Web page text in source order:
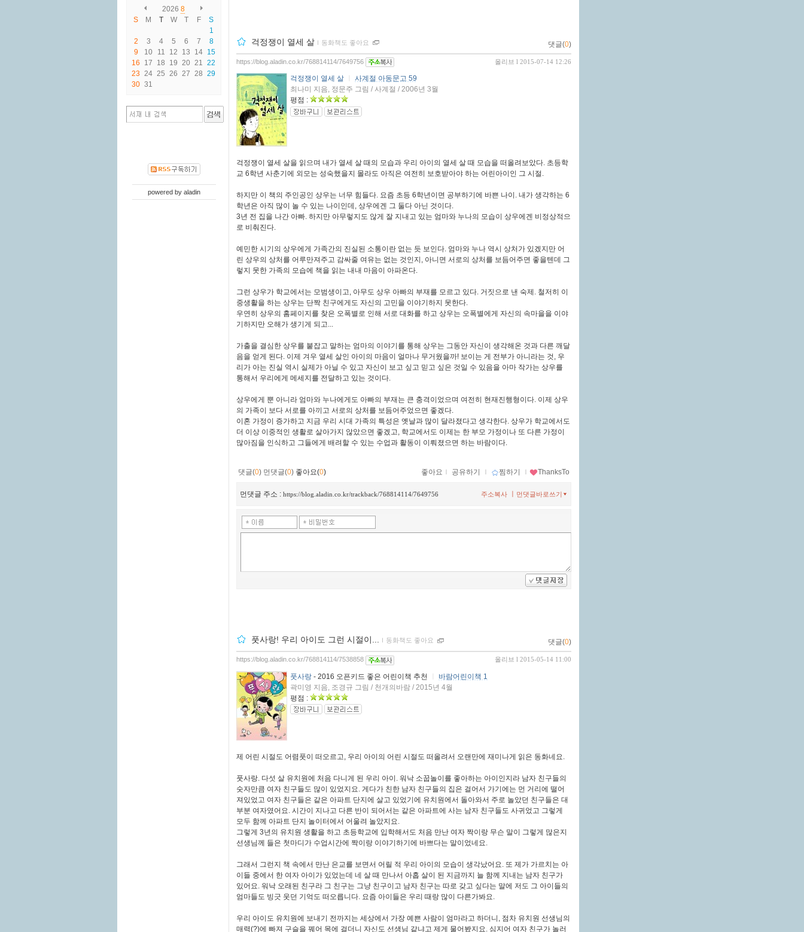
2026 8
S
M T W T F
S
1
2
3 4 5 6 7
8
9
10 11 12 13 14 15
16
17 18 19 20 21 22
23 24 25 26 27 28 29
30 31
powered by aladin
걱정쟁이 열세 살 ｌ 동화책도 좋아요 댓글(0)
올리브 l 2015-07-14 12:26
https://blog.aladin.co.kr/768814114/7649756
걱정쟁이 열세 살
사계절 아동문고 59
최나미 지음, 정문주 그림 / 사계절 / 2006년 3월
평점 :
걱정쟁이 열세 살을 읽으며 내가 열세 살 때의 모습과 우리 아이의 열세 살 때 모습을 떠올려보았다. 초등학
교 6학년 사춘기에 외모는 성숙했을지 몰라도 아직은 여전히 보호받아야 하는 어린아이인 그 시절.
하지만 이 책의 주인공인 상우는 너무 힘들다. 요즘 초등 6학년이면 공부하기에 바쁜 나이. 내가 생각하는 6
학년은 아직 많이 놀 수 있는 나이인데, 상우에겐 그 둘다 아닌 것이다.
3년 전 집을 나간 아빠. 하지만 아무렇지도 않게 잘 지내고 있는 엄마와 누나의 모습이 상우에겐 비정상적으
로 비춰진다.
예민한 시기의 상우에게 가족간의 진실된 소통이란 없는 듯 보인다. 엄마와 누나 역시 상처가 있겠지만 어
린 상우의 상처를 어루만져주고 감싸줄 여유는 없는 것인지, 아니면 서로의 상처를 보듬어주면 좋을텐데 그
렇지 못한 가족의 모습에 책을 읽는 내내 마음이 아파온다.
그런 상우가 학교에서는 모범생이고, 아무도 상우 아빠의 부재를 모르고 있다. 거짓으로 낸 숙제. 철저히 이
중생활을 하는 상우는 단짝 친구에게도 자신의 고민을 이야기하지 못한다.
우연히 상우의 홈페이지를 찾은 오폭별로 인해 서로 대화를 하고 상우는 오폭별에게 자신의 속마을을 이야
기하지만 오해가 생기게 되고...
가출을 결심한 상우를 붙잡고 말하는 엄마의 이야기를 통해 상우는 그동안 자신이 생각해온 것과 다른 깨달
음을 얻게 된다. 이제 겨우 열세 살인 아이의 마음이 얼마나 무거웠을까! 보이는 게 전부가 아니라는 것, 우
리가 아는 진실 역시 실제가 아닐 수 있고 자신이 보고 싶고 믿고 싶은 것일 수 있음을 아마 작가는 상우를
통해서 우리에게 메세지를 전달하고 있는 것이다.
상우에게 뿐 아니라 엄마와 누나에게도 아빠의 부재는 큰 충격이었으며 여전히 현재진행형이다. 이제 상우
의 가족이 보다 서로를 아끼고 서로의 상처를 보듬어주었으면 좋겠다.
이혼 가정이 증가하고 지금 우리 시대 가족의 특성은 옛날과 많이 달라졌다고 생각한다. 상우가 학교에서도
더 이상 이중적인 생활로 살아가지 않았으면 좋겠고, 학교에서도 이제는 한 부모 가정이나 또 다른 가정이
많아짐을 인식하고 그들에게 배려할 수 있는 수업과 활동이 이뤄졌으면 하는 바람이다.
댓글(0) 먼댓글(0) 좋아요(0) 좋아요 ｌ 공유하기 ｌ 찜하기 ｌ ThanksTo
먼댓글 주소 : https://blog.aladin.co.kr/trackback/768814114/7649756 먼댓글바로쓰기
주소복사
풋사랑! 우리 아이도 그런 시절이... ｌ 동화책도 좋아요 댓글(0)
올리브 l 2015-05-14 11:00
https://blog.aladin.co.kr/768814114/7538858
풋사랑 - 2016 오픈키드 좋은 어린이책 추천
바람어린이책 1
곽미영 지음, 조경규 그림 / 천개의바람 / 2015년 4월
평점 :
제 어린 시절도 어렴풋이 떠오르고, 우리 아이의 어린 시절도 떠올려서 오랜만에 재미나게 읽은 동화네요.
풋사랑. 다섯 살 유치원에 처음 다니게 된 우리 아이. 워낙 소꿉놀이를 좋아하는 아이인지라 남자 친구들의
숫자만큼 여자 친구들도 많이 있었지요. 게다가 친한 남자 친구들의 집은 걸어서 가기에는 먼 거리에 떨어
져있었고 여자 친구들은 같은 아파트 단지에 살고 있었기에 유치원에서 돌아와서 주로 놀았던 친구들은 대
부분 여자였어요. 시간이 지나고 다른 반이 되어서는 같은 아파트에 사는 남자 친구들도 사귀었고 그렇게
모두 함께 아파트 단지 놀이터에서 어울려 놀았지요.
그렇게 3년의 유치원 생활을 하고 초등학교에 입학해서도 처음 만난 여자 짝이랑 무슨 말이 그렇게 많은지
선생님께 들은 첫마디가 수업시간에 짝이랑 이야기하기에 바쁘다는 말이었네요.
그래서 그런지 책 속에서 만난 은교를 보면서 어릴 적 우리 아이의 모습이 생각났어요. 또 제가 가르치는 아
이들 중에서 한 여자 아이가 있었는데 네 살 때 만나서 아홉 살이 된 지금까지 늘 함께 지내는 남자 친구가
있어요. 워낙 오래된 친구라 그 친구는 그냥 친구이고 남자 친구는 따로 갖고 싶다는 말에 저도 그 아이들의
엄마들도 빙긋 웃던 기억도 떠오릅니다. 요즘 아이들은 우리 때랑 많이 다른가봐요.
우리 아이도 유치원에 보내기 전까지는 세상에서 가장 예쁜 사람이 엄마라고 하더니, 점차 유치원 선생님의
매력(?)에 빠져 구슬을 꿰어 목에 걸더니 자신도 선생님 같냐고 제게 물어봤지요. 심지어 여자 친구가 놀러